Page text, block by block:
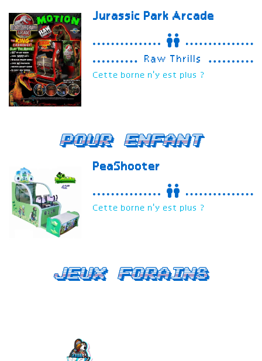
Jurassic Park Arcade
Raw Thrills
Cette borne n'y est plus ?
Pour enfant
PeaShooter
Cette borne n'y est plus ?
Jeux forains